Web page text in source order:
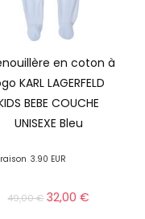
en coton à
KARL LAGERFELD
BEBE COUCHE
UNISEXE Bleu
3.90 EUR
49,00€ 32,00€